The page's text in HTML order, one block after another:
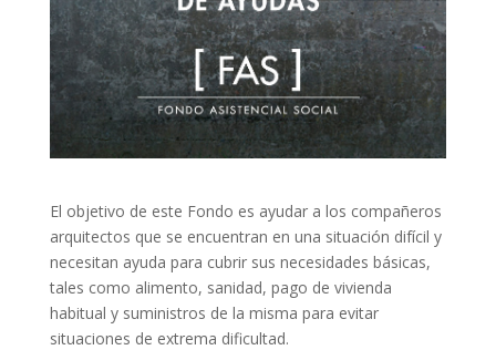
El objetivo de este Fondo es ayudar a los compañeros
arquitectos que se encuentran en una situación difícil y
necesitan ayuda para cubrir sus necesidades básicas,
tales como alimento, sanidad, pago de vivienda
habitual y suministros de la misma para evitar
situaciones de extrema dificultad.